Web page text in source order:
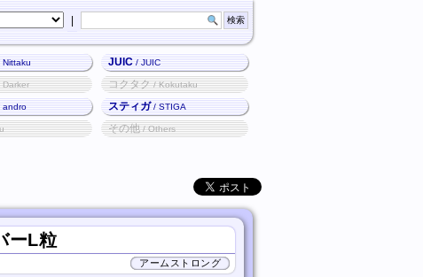
Nittaku JUIC/ JUIC
Darker コクタク/ Kokutaku
andro スティガ/ STIGA
その他/ Others
ーL粒
アームストロング